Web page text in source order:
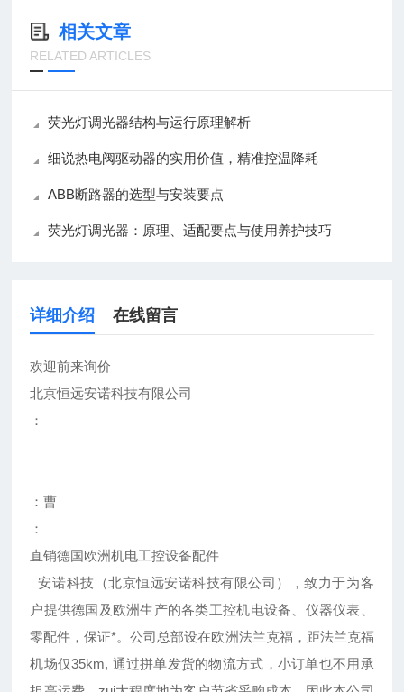
相关文章
RELATED ARTICLES
荧光灯调光器结构与运行原理解析
细说热电阀驱动器的实用价值，精准控温降耗
ABB断路器的选型与安装要点
荧光灯调光器：原理、适配要点与使用养护技巧
详细介绍 在线留言
欢迎前来询价
北京恒远安诺科技有限公司
：
：曹
：
直销德国欧洲机电工控设备配件
安诺科技（北京恒远安诺科技有限公司），致力于为客
户提供德国及欧洲生产的各类工控机电设备、仪器仪表、
零配件，保证*。公司总部设在欧洲法兰克福，距法兰克福
机场仅35km, 通过拼单发货的物流方式，小订单也不用承